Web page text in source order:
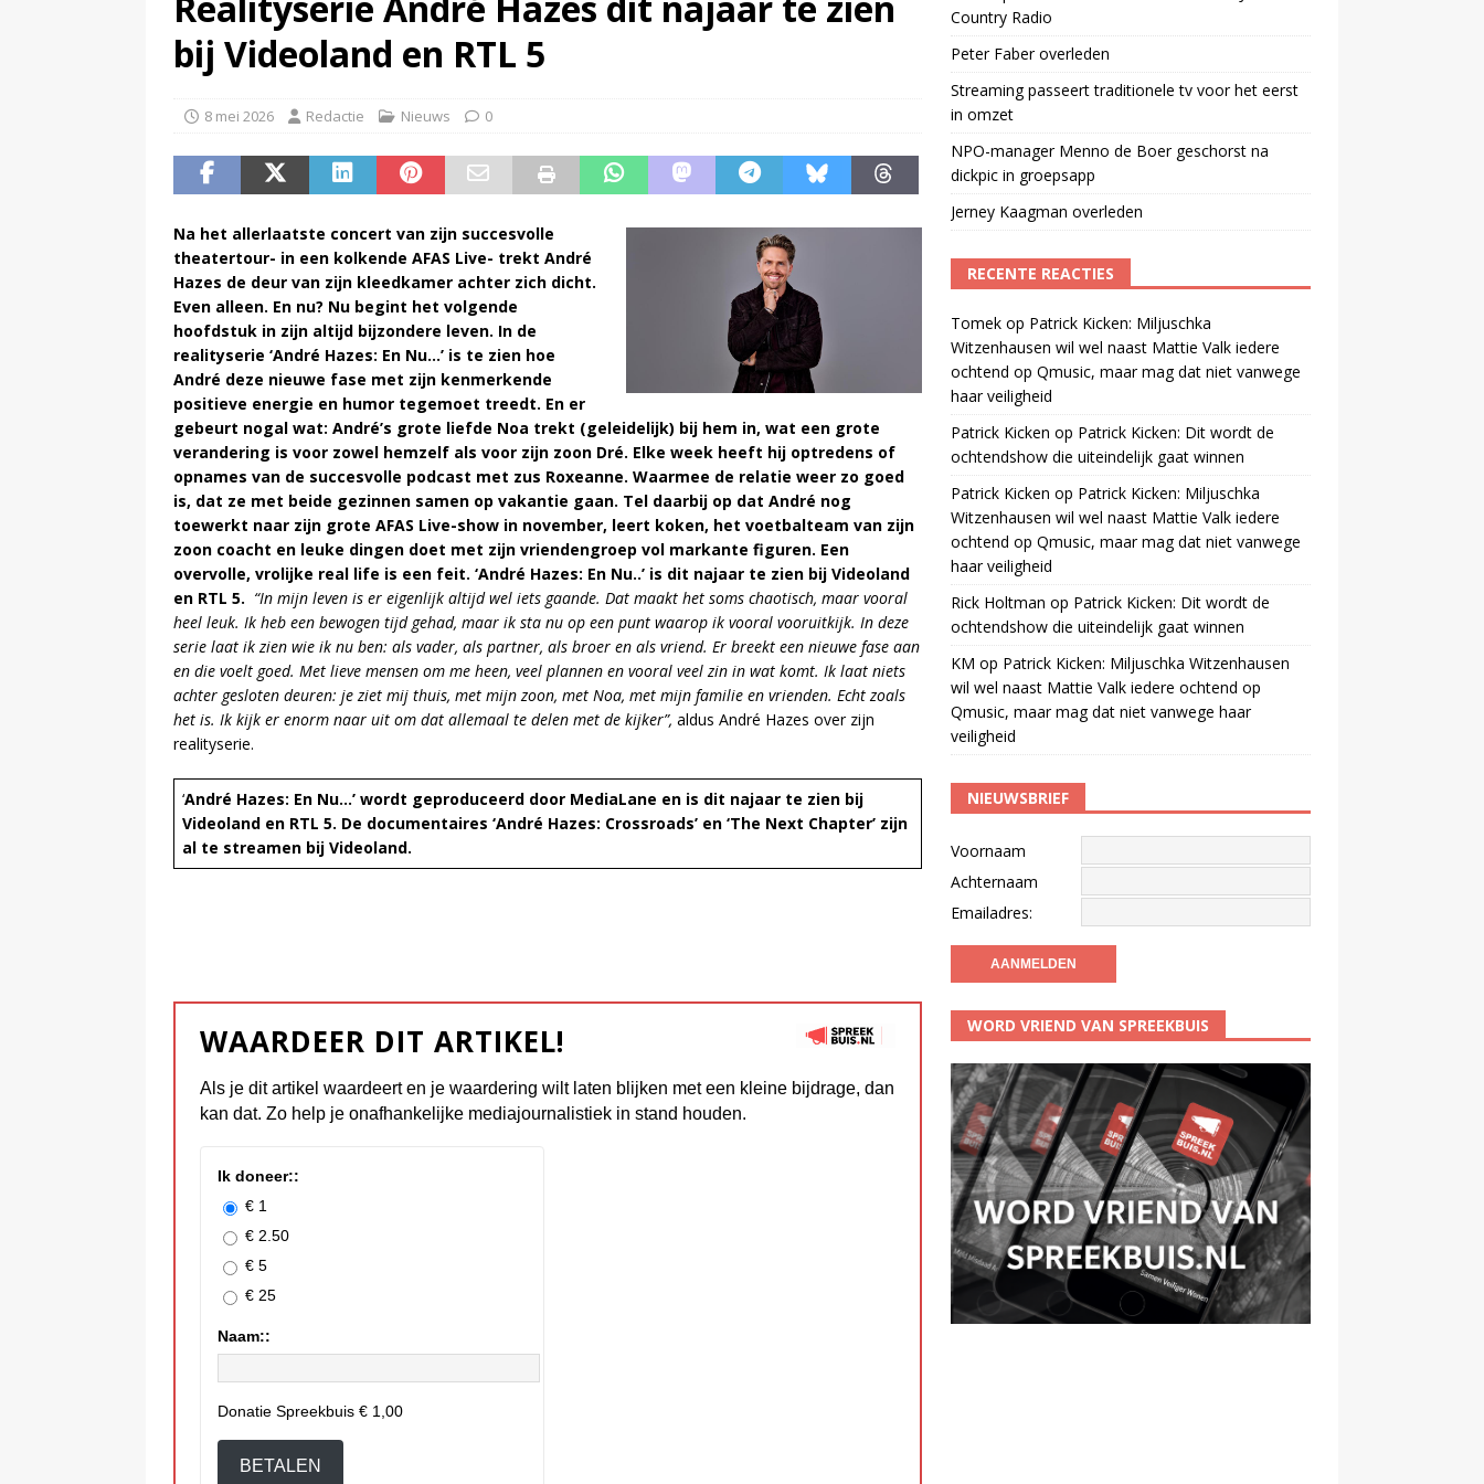
bij Videoland en RTL 5
8 mei 2026 Redactie Nieuws 0
Na het allerlaatste concert van zijn succesvolle
theatertour- in een kolkende AFAS Live- trekt André
Hazes de deur van zijn kleedkamer achter zich dicht.
Even alleen. En nu? Nu begint het volgende
hoofdstuk in zijn altijd bijzondere leven. In de
realityserie ‘André Hazes: En Nu…’ is te zien hoe
André deze nieuwe fase met zijn kenmerkende
positieve energie en humor tegemoet treedt. En er
gebeurt nogal wat: André’s grote liefde Noa trekt (geleidelijk) bij hem in, wat een grote
verandering is voor zowel hemzelf als voor zijn zoon Dré. Elke week heeft hij optredens of
opnames van de succesvolle podcast met zus Roxeanne. Waarmee de relatie weer zo goed
is, dat ze met beide gezinnen samen op vakantie gaan. Tel daarbij op dat André nog
toewerkt naar zijn grote AFAS Live-show in november, leert koken, het voetbalteam van zijn
zoon coacht en leuke dingen doet met zijn vriendengroep vol markante figuren. Een
overvolle, vrolijke real life is een feit. ‘André Hazes: En Nu..’ is dit najaar te zien bij Videoland
en RTL 5. “In mijn leven is er eigenlijk altijd wel iets gaande. Dat maakt het soms chaotisch, maar vooral
heel leuk. Ik heb een bewogen tijd gehad, maar ik sta nu op een punt waarop ik vooral vooruitkijk. In deze
serie laat ik zien wie ik nu ben: als vader, als partner, als broer en als vriend. Er breekt een nieuwe fase aan
en die voelt goed. Met lieve mensen om me heen, veel plannen en vooral veel zin in wat komt. Ik laat niets
achter gesloten deuren: je ziet mij thuis, met mijn zoon, met Noa, met mijn familie en vrienden. Echt zoals
het is. Ik kijk er enorm naar uit om dat allemaal te delen met de kijker”, aldus André Hazes over zijn
realityserie.
‘André Hazes: En Nu…’ wordt geproduceerd door MediaLane en is dit najaar te zien bij
Videoland en RTL 5. De documentaires ‘André Hazes: Crossroads’ en ‘The Next Chapter’ zijn
al te streamen bij Videoland.
WAARDEER DIT ARTIKEL!
Als je dit artikel waardeert en je waardering wilt laten blijken met een kleine bijdrage, dan
kan dat. Zo help je onafhankelijke mediajournalistiek in stand houden.
Ik doneer::
€ 1
€ 2.50
€ 5
€ 25
Naam::
Donatie Spreekbuis € 1,00
BETALEN
Country Radio
Peter Faber overleden
Streaming passeert traditionele tv voor het eerst
in omzet
NPO-manager Menno de Boer geschorst na
dickpic in groepsapp
Jerney Kaagman overleden
RECENTE REACTIES
Tomekop Patrick Kicken: Miljuschka
Witzenhausen wil wel naast Mattie Valk iedere
ochtend op Qmusic, maar mag dat niet vanwege
haar veiligheid
Patrick Kicken op Patrick Kicken: Dit wordt de
ochtendshow die uiteindelijk gaat winnen
Patrick Kicken op Patrick Kicken: Miljuschka
Witzenhausen wil wel naast Mattie Valk iedere
ochtend op Qmusic, maar mag dat niet vanwege
haar veiligheid
Rick Holtman op Patrick Kicken: Dit wordt de
ochtendshow die uiteindelijk gaat winnen
KM op Patrick Kicken: Miljuschka Witzenhausen
wil wel naast Mattie Valk iedere ochtend op
Qmusic, maar mag dat niet vanwege haar
veiligheid
NIEUWSBRIEF
Voornaam
Achternaam
Emailadres:
WORD VRIEND VAN SPREEKBUIS